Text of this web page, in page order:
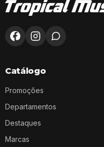
Catálogo
Promoções
Departamentos
Destaques
Marcas